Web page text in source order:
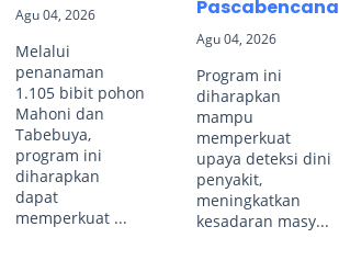
Agu 04, 2026
Melalui
penanaman
1.105 bibit pohon
Mahoni dan
Tabebuya,
program ini
diharapkan
dapat
memperkuat ...
Pascabencana
Agu 04, 2026
Program ini
diharapkan
mampu
memperkuat
upaya deteksi dini
penyakit,
meningkatkan
kesadaran masy...